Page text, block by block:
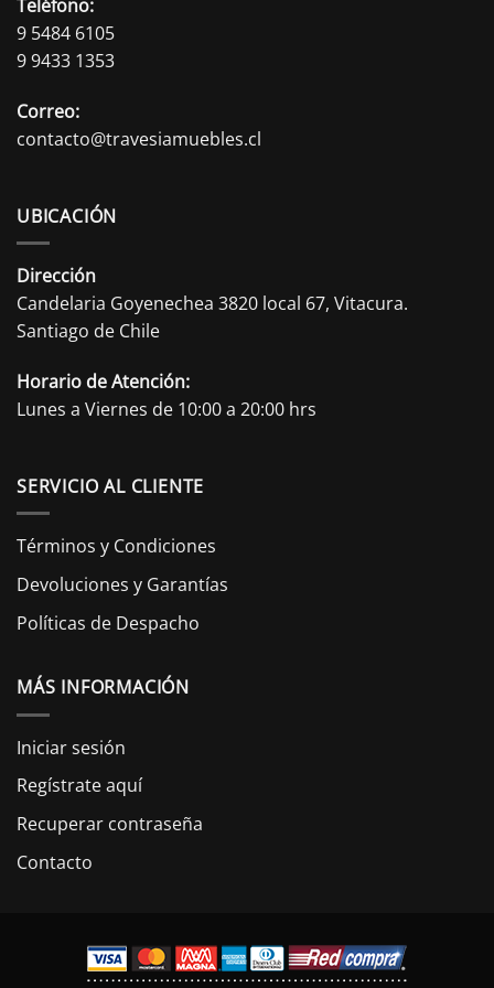
Teléfono:
9 5484 6105
9 9433 1353
Correo:
contacto@travesiamuebles.cl
UBICACIÓN
Dirección
Candelaria Goyenechea 3820 local 67, Vitacura.
Santiago de Chile
Horario de Atención:
Lunes a Viernes de 10:00 a 20:00 hrs
SERVICIO AL CLIENTE
Términos y Condiciones
Devoluciones y Garantías
Políticas de Despacho
MÁS INFORMACIÓN
Iniciar sesión
Regístrate aquí
Recuperar contraseña
Contacto